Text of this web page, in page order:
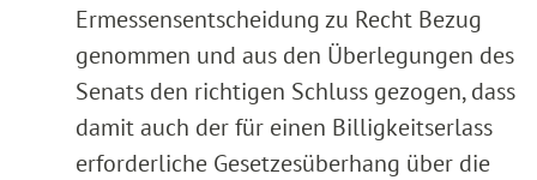
Ermessensentscheidung zu Recht Bezug
genommen und aus den Überlegungen des
Senats den richtigen Schluss gezogen, dass
damit auch der für einen Billigkeitserlass
erforderliche Gesetzesüberhang über die